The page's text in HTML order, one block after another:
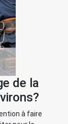
de la
à faire